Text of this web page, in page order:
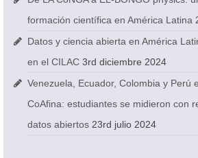
formación científica en América Latina
Datos y ciencia abierta en América
en el CILAC 3rd diciembre 2024
Venezuela, Ecuador, Colombia y Perú
CoAfina: estudiantes se midieron con
datos abiertos 23rd julio 2024